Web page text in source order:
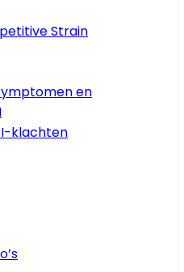
Strain
en
klachten